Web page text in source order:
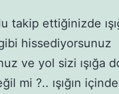
takip ettiğinizde
hissediyorsunuz
ve yol sizi ışığa
mi ?.. ışığın